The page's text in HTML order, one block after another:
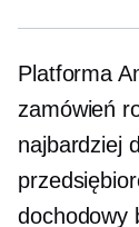
Platforma
zamówień
najbardziej
dochodowy